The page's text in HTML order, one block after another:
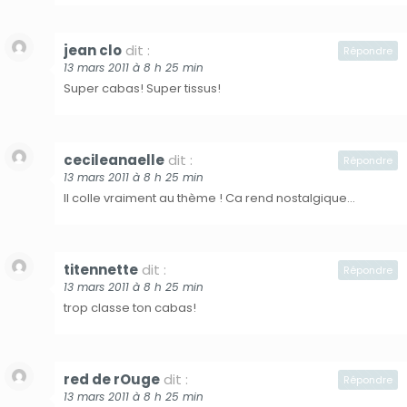
jean clo dit :
13 mars 2011 à 8 h 25 min
Super cabas! Super tissus!
Répondre
cecileanaelle dit :
13 mars 2011 à 8 h 25 min
Il colle vraiment au thème ! Ca rend nostalgique…
Répondre
titennette dit :
13 mars 2011 à 8 h 25 min
trop classe ton cabas!
Répondre
red de rOuge dit :
13 mars 2011 à 8 h 25 min
Répondre